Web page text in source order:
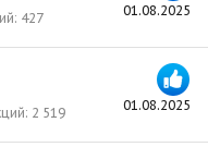
01.08.2025
427
01.08.2025
2 519